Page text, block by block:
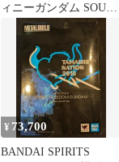
ィニーガンダム SOUL
RED Ver. TA…
¥ 73,700
BANDAI SPIRITS